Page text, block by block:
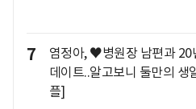
7
염정아, ♥병원장 남편과 20
데이트..알고보니 둘만의 생
플]